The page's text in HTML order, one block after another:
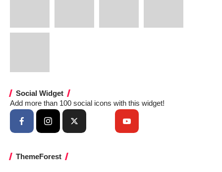
Social Widget
Add more than 100 social icons with this widget!
ThemeForest